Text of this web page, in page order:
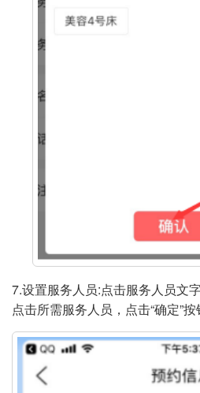
7.设置服务人员:点击服务人员文
点击所需服务人员，点击“确定”按